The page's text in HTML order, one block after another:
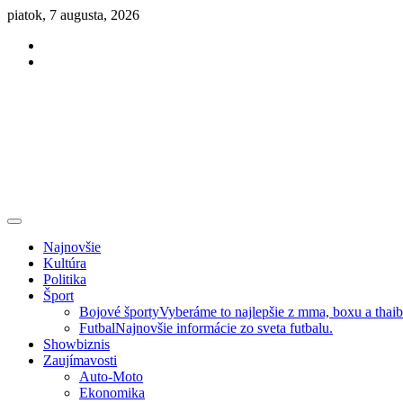
Skip
content
piatok, 7 augusta, 2026
Najnovšie
Kultúra
Politika
Šport
Bojové športyVyberáme to najlepšie z mma, boxu a
FutbalNajnovšie informácie zo sveta futbalu.
Showbiznis
Zaujímavosti
Auto-Moto
Ekonomika